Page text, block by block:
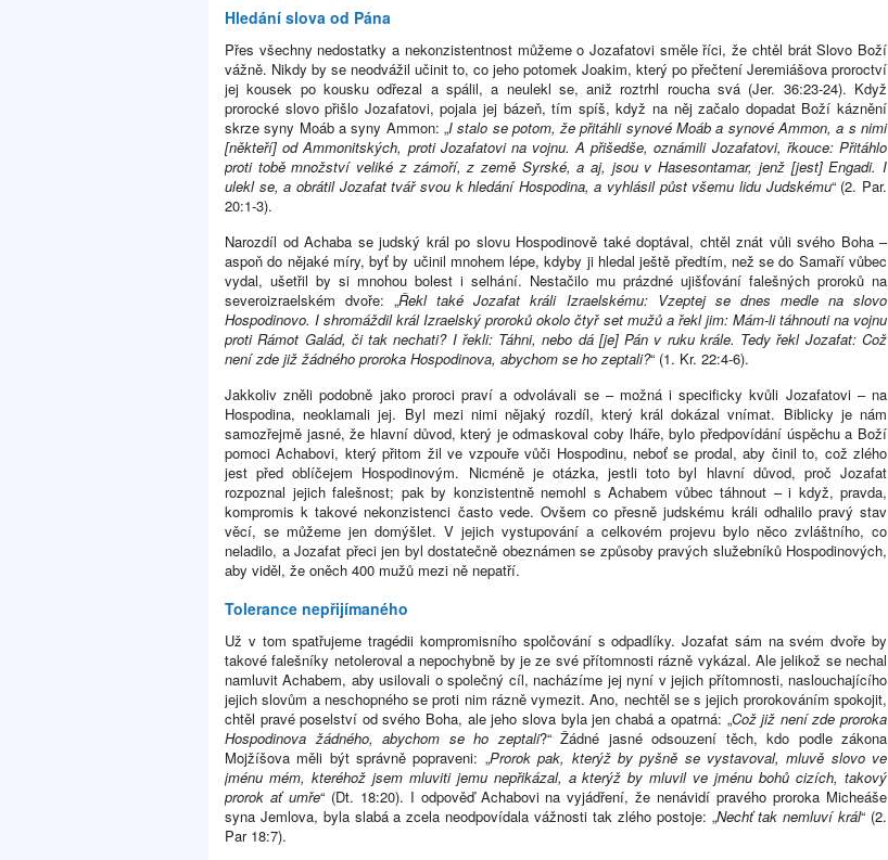
Hledání slova od Pána
Přes všechny nedostatky a nekonzistentnost můžeme o Jozafatovi směle říci, že chtěl brát Slovo Boží
vážně. Nikdy by se neodvážil učinit to, co jeho potomek Joakim, který po přečtení Jeremiášova proroctví
jej kousek po kousku odřezal a spálil, a neulekl se, aniž roztrhl roucha svá (Jer. 36:23-24). Když
prorocké slovo přišlo Jozafatovi, pojala jej bázeň, tím spíš, když na něj začalo dopadat Boží káznění
skrze syny Moáb a syny Ammon: „I stalo se potom, že přitáhli synové Moáb a synové Ammon, a s nimi
[někteří] od Ammonitských, proti Jozafatovi na vojnu. A přišedše, oznámili Jozafatovi, řkouce: Přitáhlo
proti tobě množství veliké z zámoří, z země Syrské, a aj, jsou v Hasesontamar, jenž [jest] Engadi. I
ulekl se, a obrátil Jozafat tvář svou k hledání Hospodina, a vyhlásil půst všemu lidu Judskému“ (2. Par.
20:1-3).
Narozdíl od Achaba se judský král po slovu Hospodinově také doptával, chtěl znát vůli svého Boha –
aspoň do nějaké míry, byť by učinil mnohem lépe, kdyby ji hledal ještě předtím, než se do Samaří vůbec
vydal, ušetřil by si mnohou bolest i selhání. Nestačilo mu prázdné ujišťování falešných proroků na
severoizraelském dvoře: „Řekl také Jozafat králi Izraelskému: Vzeptej se dnes medle na slovo
Hospodinovo. I shromáždil král Izraelský proroků okolo čtyř set mužů a řekl jim: Mám-li táhnouti na vojnu
proti Rámot Galád, či tak nechati? I řekli: Táhni, nebo dá [je] Pán v ruku krále. Tedy řekl Jozafat: Což
není zde již žádného proroka Hospodinova, abychom se ho zeptali?“ (1. Kr. 22:4-6).
Jakkoliv zněli podobně jako proroci praví a odvolávali se – možná i specificky kvůli Jozafatovi – na
Hospodina, neoklamali jej. Byl mezi nimi nějaký rozdíl, který král dokázal vnímat. Biblicky je nám
samozřejmě jasné, že hlavní důvod, který je odmaskoval coby lháře, bylo předpovídání úspěchu a Boží
pomoci Achabovi, který přitom žil ve vzpouře vůči Hospodinu, neboť se prodal, aby činil to, což zlého
jest před oblíčejem Hospodinovým. Nicméně je otázka, jestli toto byl hlavní důvod, proč Jozafat
rozpoznal jejich falešnost; pak by konzistentně nemohl s Achabem vůbec táhnout – i když, pravda,
kompromis k takové nekonzistenci často vede. Ovšem co přesně judskému králi odhalilo pravý stav
věcí, se můžeme jen domýšlet. V jejich vystupování a celkovém projevu bylo něco zvláštního, co
neladilo, a Jozafat přeci jen byl dostatečně obeznámen se způsoby pravých služebníků Hospodinových,
aby viděl, že oněch 400 mužů mezi ně nepatří.
Tolerance nepřijímaného
Už v tom spatřujeme tragédii kompromisního spolčování s odpadlíky. Jozafat sám na svém dvoře by
takové falešníky netoleroval a nepochybně by je ze své přítomnosti rázně vykázal. Ale jelikož se nechal
namluvit Achabem, aby usilovali o společný cíl, nacházíme jej nyní v jejich přítomnosti, naslouchajícího
jejich slovům a neschopného se proti nim rázně vymezit. Ano, nechtěl se s jejich prorokováním spokojit,
chtěl pravé poselství od svého Boha, ale jeho slova byla jen chabá a opatrná: „Což již není zde proroka
Hospodinova žádného, abychom se ho zeptali?“ Žádné jasné odsouzení těch, kdo podle zákona
Mojžíšova měli být správně popraveni: „Prorok pak, kterýž by pyšně se vystavoval, mluvě slovo ve
jménu mém, kteréhož jsem mluviti jemu nepřikázal, a kterýž by mluvil ve jménu bohů cizích, takový
prorok ať umře“ (Dt. 18:20). I odpověď Achabovi na vyjádření, že nenávidí pravého proroka Micheáše
syna Jemlova, byla slabá a zcela neodpovídala vážnosti tak zlého postoje: „Nechť tak nemluví král“ (2.
Par 18:7).